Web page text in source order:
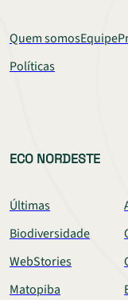
Quem somosEquipe
Políticas
ECO NORDESTE
Últimas
Biodiversidade
WebStories
Matopiba